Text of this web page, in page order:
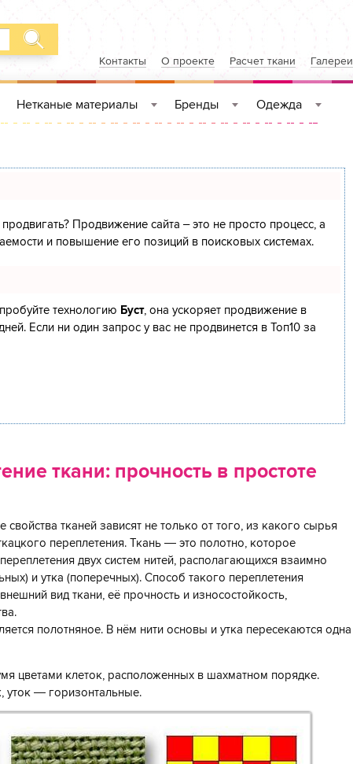
Контакты О проекте Расчет ткани Галереи
Нетканые материалы Бренды Одежда
Продвижение сайта – это не просто процесс, а
и повышение его позиций в поисковых системах.
технологию Буст, она ускоряет продвижение в
Если ни один запрос у вас не продвинется в Топ10 за
ткани: прочность в простоте
тканей зависят не только от того, из какого сырья
переплетения. Ткань — это полотно, которое
двух систем нитей, располагающихся взаимно
и утка (поперечных). Способ такого переплетения
вид ткани, её прочность и износостойкость,
полотняное. В нём нити основы и утка пересекаются одна
цветами клеток, расположенных в шахматном порядке.
уток — горизонтальные.